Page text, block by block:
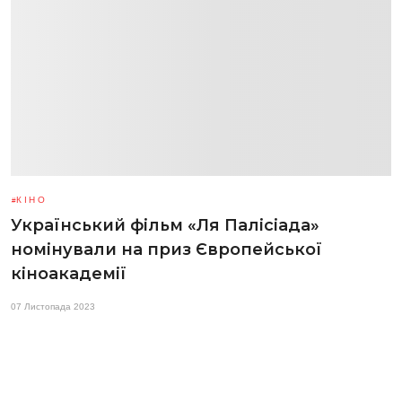
КІНО
Український фільм «Ля Палісіада»
номінували на приз Європейської
кіноакадемії
07 Листопада 2023